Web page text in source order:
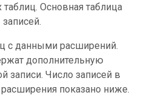
Основная таблица
с данными расширений.
дополнительную
записи. Число записей в
показано ниже.